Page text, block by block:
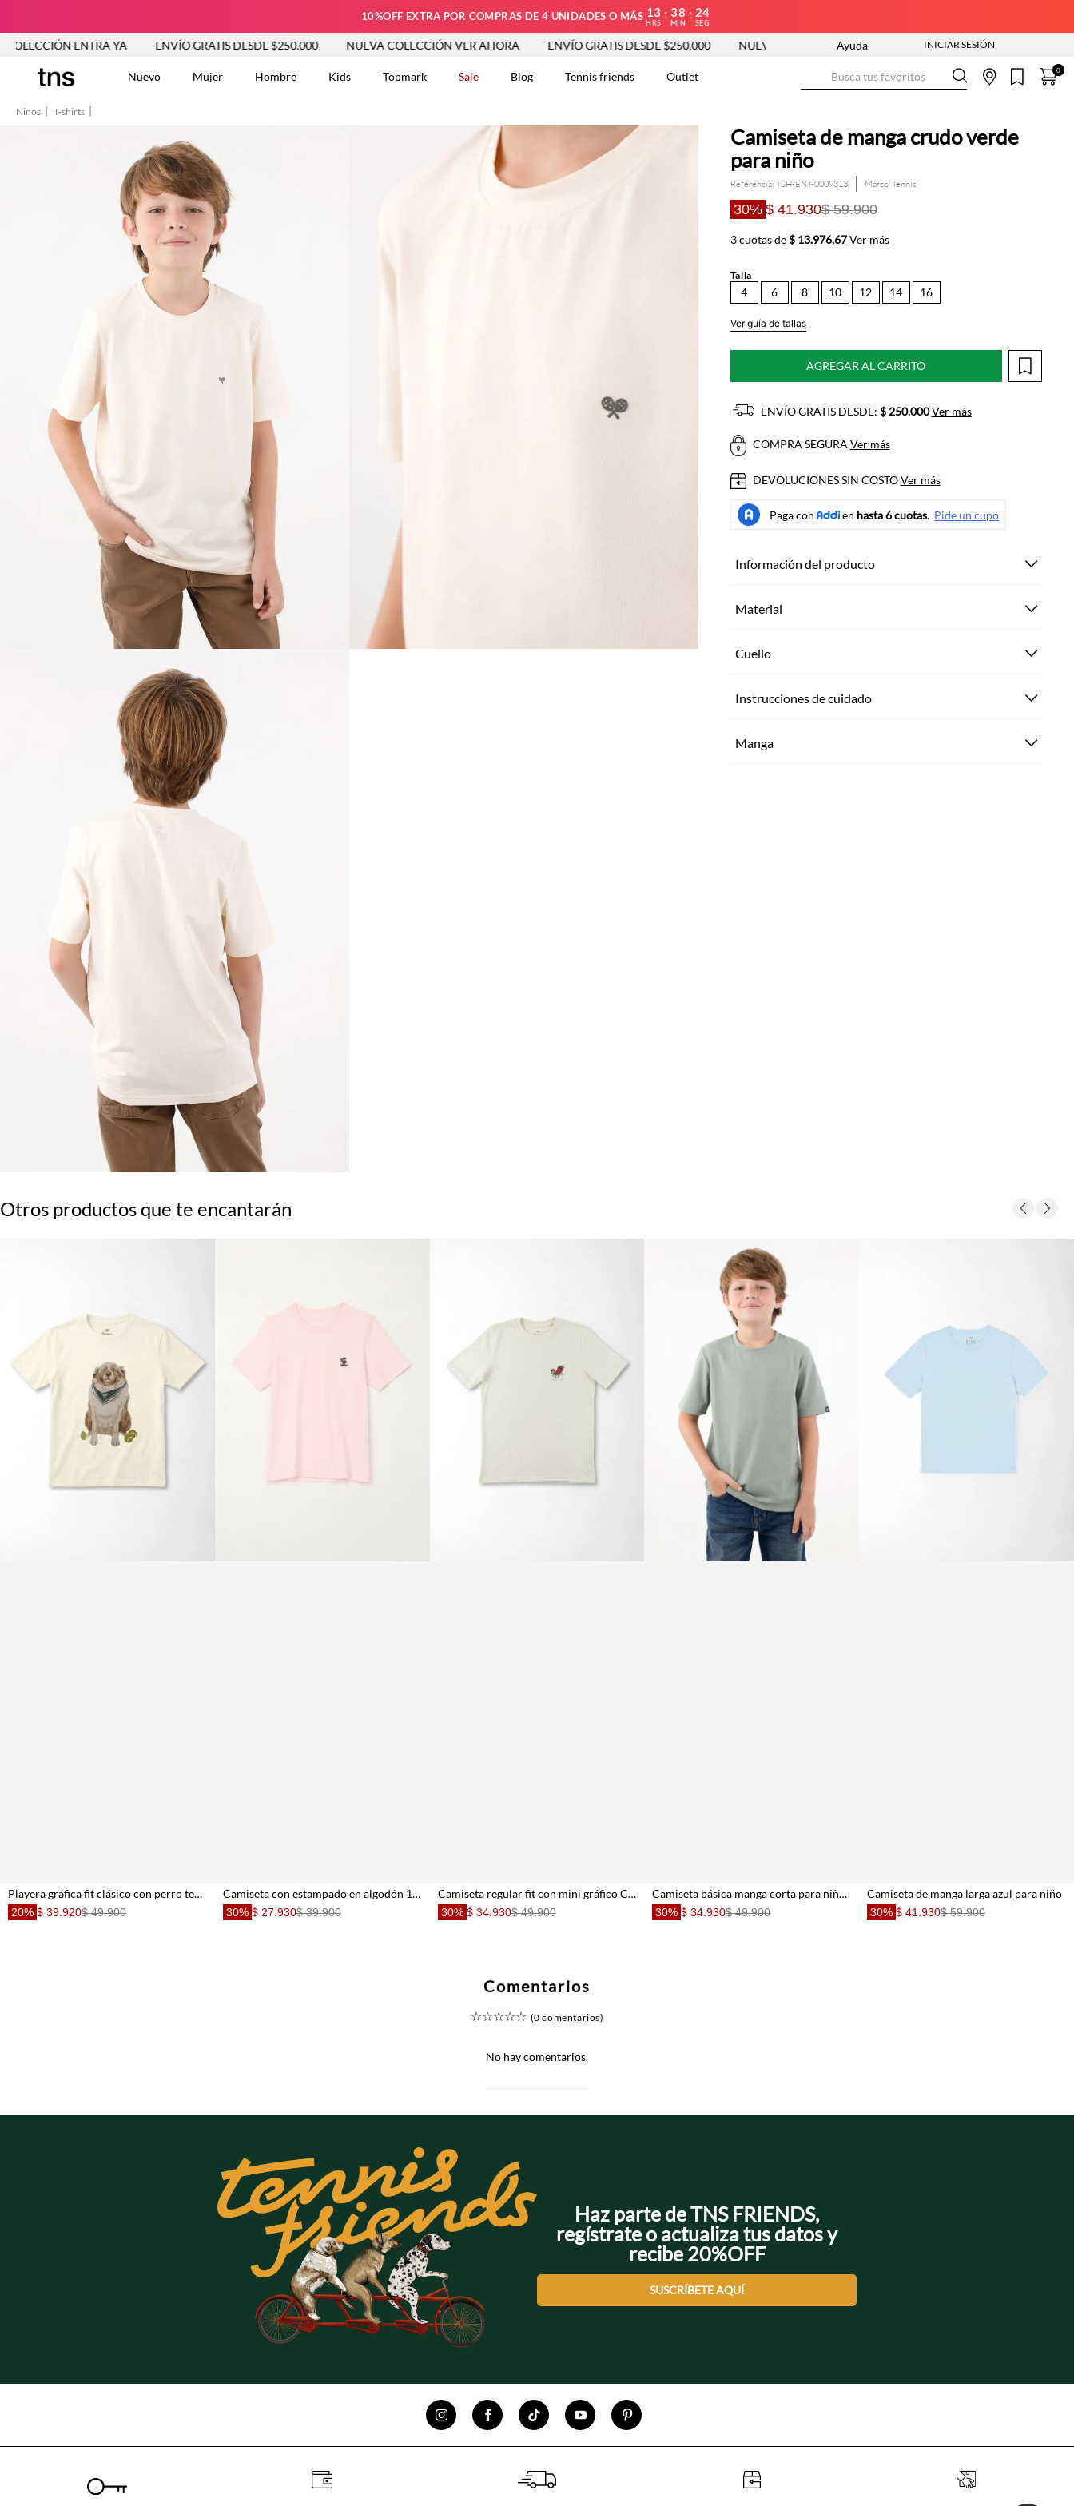
10%OFF EXTRA POR COMPRAS DE 4 UNIDADES O MÁS 13
HRS
: 38
MIN
: 23
SEG
ENTRA YA ENVÍO GRATIS DESDE $250.000 NUEVA COLECCIÓN VER AHORA ENVÍO GRATIS DESDE $250.000 NUEVA COLECCIÓN ENTRA YA ENVÍO GRATIS DESDE $250.000
Ayuda
Nuevo Mujer Hombre Kids Topmark Sale Blog Tennis friends Outlet 0
Niños T-shirts
Camiseta de manga crudo verde
para niño
Referencia: TSH-ENT-0009313 Tennis
30% $ 41.930$ 59.900
3 cuotas de$ 13.976,67 Ver más
Talla
4 6 8 10 12 14 16
Ver guía de tallas
AGREGAR AL CARRITO
ENVÍO GRATIS DESDE: $ 250.000 Ver más
COMPRA SEGURA Ver más
DEVOLUCIONES SIN COSTOVer más
Información del producto
Material
Cuello
Instrucciones de cuidado
Manga
Otros productos que te encantarán
Playera gráfica fit clásico con perro tenista en algodón crudo para niño
20% $ 39.920$ 49.900
Camiseta con estampado en algodón 100% rosada para niño
30% $ 27.930$ 39.900
Camiseta regular fit con mini gráfico Chill Vibes en algodón marfil para niño
30% $ 34.930$ 49.900
Camiseta básica manga corta para niño con detalle frontal
30% $ 34.930$ 49.900
Camiseta de manga larga azul para niño
30% $ 41.930$ 59.900
Comentarios
☆☆☆☆☆ (0 comentarios)
No hay comentarios.
Haz parte de TNS FRIENDS,
regístrate o actualiza tus datos y
recibe 20%OFF
SUSCRÍBETE AQUÍ
Camisetas Mujer